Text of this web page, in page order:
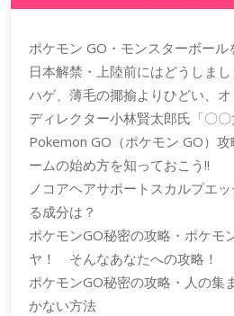
ポケモン GO・モンスターボール
日本解禁・上陸前にはどうしまし
ハゲ、薄毛の揶揄よりひどい、
ディレクター小林賢太郎氏「〇〇
Pokemon GO（ポケモン GO）
ームの始め方を知っておこう!!
ノコアヘアサポートスカルプエ
る成分は？
ポケモンGO秘密の攻略・ポケモ
ヤ！ そんなあなたへの攻略！
ポケモンGO秘密の攻略・人の集
かない方法